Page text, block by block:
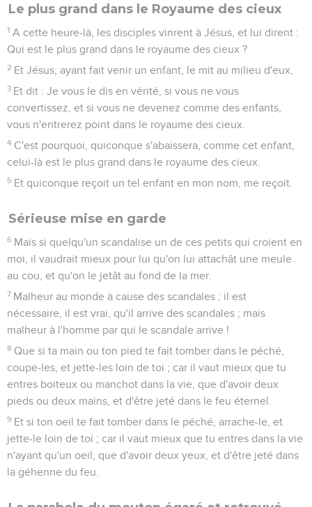
Le plus grand dans le Royaume des cieux
1 A cette heure-là, les disciples vinrent à Jésus, et lui dirent :
Qui est le plus grand dans le royaume des cieux ?
2 Et Jésus, ayant fait venir un enfant, le mit au milieu d'eux,
3 Et dit : Je vous le dis en vérité, si vous ne vous
convertissez, et si vous ne devenez comme des enfants,
vous n'entrerez point dans le royaume des cieux.
4 C'est pourquoi, quiconque s'abaissera, comme cet enfant,
celui-là est le plus grand dans le royaume des cieux.
5 Et quiconque reçoit un tel enfant en mon nom, me reçoit.
Sérieuse mise en garde
6 Mais si quelqu'un scandalise un de ces petits qui croient en
moi, il vaudrait mieux pour lui qu'on lui attachât une meule
au cou, et qu'on le jetât au fond de la mer.
7 Malheur au monde à cause des scandales ; il est
nécessaire, il est vrai, qu'il arrive des scandales ; mais
malheur à l'homme par qui le scandale arrive !
8 Que si ta main ou ton pied te fait tomber dans le péché,
coupe-les, et jette-les loin de toi ; car il vaut mieux que tu
entres boiteux ou manchot dans la vie, que d'avoir deux
pieds ou deux mains, et d'être jeté dans le feu éternel.
9 Et si ton oeil te fait tomber dans le péché, arrache-le, et
jette-le loin de toi ; car il vaut mieux que tu entres dans la vie
n'ayant qu'un oeil, que d'avoir deux yeux, et d'être jeté dans
la géhenne du feu.